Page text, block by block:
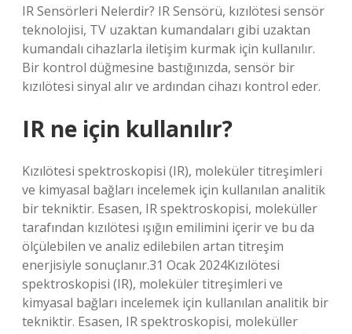
IR Sensörleri Nelerdir? IR Sensörü, kızılötesi sensör
teknolojisi, TV uzaktan kumandaları gibi uzaktan
kumandalı cihazlarla iletişim kurmak için kullanılır.
Bir kontrol düğmesine bastığınızda, sensör bir
kızılötesi sinyal alır ve ardından cihazı kontrol eder.
IR ne için kullanılır?
Kızılötesi spektroskopisi (IR), moleküler titreşimleri
ve kimyasal bağları incelemek için kullanılan analitik
bir tekniktir. Esasen, IR spektroskopisi, moleküller
tarafından kızılötesi ışığın emilimini içerir ve bu da
ölçülebilen ve analiz edilebilen artan titreşim
enerjisiyle sonuçlanır.31 Ocak 2024Kızılötesi
spektroskopisi (IR), moleküler titreşimleri ve
kimyasal bağları incelemek için kullanılan analitik bir
tekniktir. Esasen, IR spektroskopisi, moleküller